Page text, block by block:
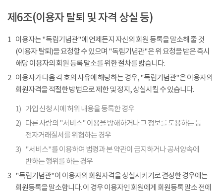
제6조(이용자 탈퇴 및 자격 상실 등)
1 이용자는 "독립기념관"에 언제든지 자신의 회원 등록을 말소해 줄 것
(이용자 탈퇴)을 요청할 수 있으며 "독립기념관"은 위 요청을 받은 즉시
해당 이용자의 회원 등록 말소를 위한 절차를 밟습니다.
2 이용자가 다음 각 호의 사유에 해당하는 경우, "독립기념관"은 이용자의
회원자격을 적절한 방법으로 제한 및 정지, 상실시킬 수 있습니다.
1) 가입 신청 시에 허위 내용을 등록한 경우
2) 다른 사람의 "서비스" 이용을 방해하거나 그 정보를 도용하는 등
전자거래질서를 위협하는 경우
3) "서비스"를 이용하여 법령과 본 약관이 금지하거나 공서양속에
반하는 행위를 하는 경우
3 "독립기념관"이 이용자의 회원자격을 상실시키기로 결정한 경우에는
회원등록을 말소합니다. 이 경우 이용자인 회원에게 회원등록 말소 전에